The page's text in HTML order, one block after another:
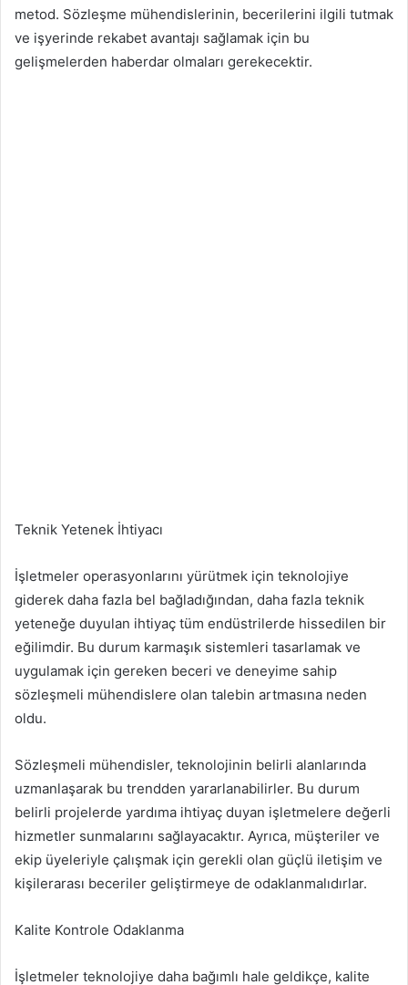
metod. Sözleşme mühendislerinin, becerilerini ilgili tutmak
ve işyerinde rekabet avantajı sağlamak için bu
gelişmelerden haberdar olmaları gerekecektir.
Teknik Yetenek İhtiyacı
İşletmeler operasyonlarını yürütmek için teknolojiye
giderek daha fazla bel bağladığından, daha fazla teknik
yeteneğe duyulan ihtiyaç tüm endüstrilerde hissedilen bir
eğilimdir. Bu durum karmaşık sistemleri tasarlamak ve
uygulamak için gereken beceri ve deneyime sahip
sözleşmeli mühendislere olan talebin artmasına neden
oldu.
Sözleşmeli mühendisler, teknolojinin belirli alanlarında
uzmanlaşarak bu trendden yararlanabilirler. Bu durum
belirli projelerde yardıma ihtiyaç duyan işletmelere değerli
hizmetler sunmalarını sağlayacaktır. Ayrıca, müşteriler ve
ekip üyeleriyle çalışmak için gerekli olan güçlü iletişim ve
kişilerarası beceriler geliştirmeye de odaklanmalıdırlar.
Kalite Kontrole Odaklanma
İşletmeler teknolojiye daha bağımlı hale geldikçe, kalite